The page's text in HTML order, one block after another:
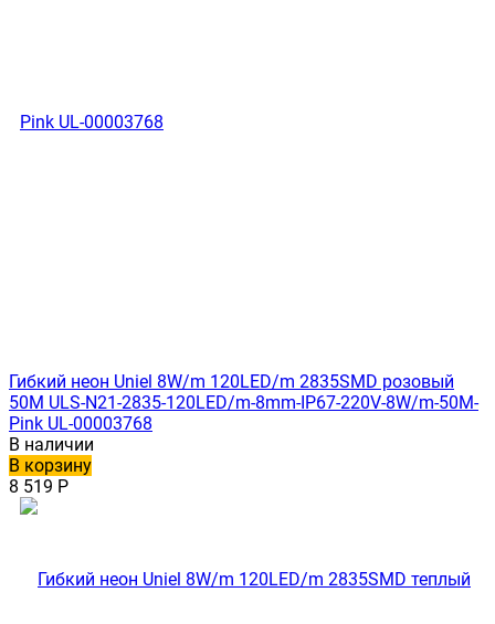
Гибкий неон Uniel 8W/m 120LED/m 2835SMD розовый
50M ULS-N21-2835-120LED/m-8mm-IP67-220V-8W/m-50M-
Pink UL-00003768
В наличии
В корзину
8 519 Р